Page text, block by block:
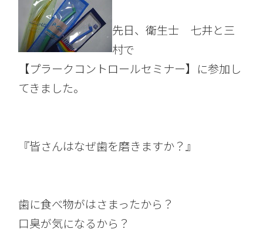
先日、衛生士 七井と三
村で
【プラークコントロールセミナー】に参加し
てきました。
『皆さんはなぜ歯を磨きますか？』
歯に食べ物がはさまったから？
口臭が気になるから？